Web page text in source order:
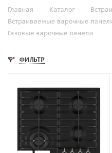
Главная — Каталог —
Встраиваемые варочные
Газовые варочные панели
ФИЛЬТР